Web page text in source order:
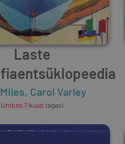
Laste
, Carol Varley
Umbes 7 kuud tagasi